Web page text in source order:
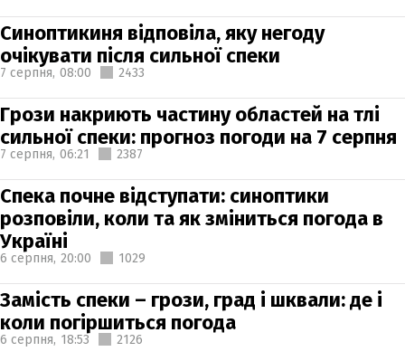
Синоптикиня відповіла, яку негоду
очікувати після сильної спеки
7 серпня, 08:00 2433
Грози накриють частину областей на тлі
сильної спеки: прогноз погоди на 7 серпня
7 серпня, 06:21 2387
Спека почне відступати: синоптики
розповіли, коли та як зміниться погода в
Україні
6 серпня, 20:00 1029
Замість спеки – грози, град і шквали: де і
коли погіршиться погода
6 серпня, 18:53 2126